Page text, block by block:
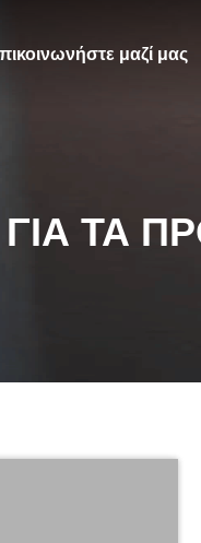
μαζί μας
ΤΑ